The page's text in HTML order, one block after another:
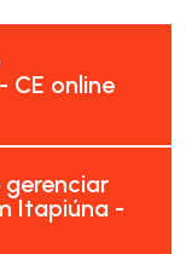
CE online
gerenciar
Itapiúna -